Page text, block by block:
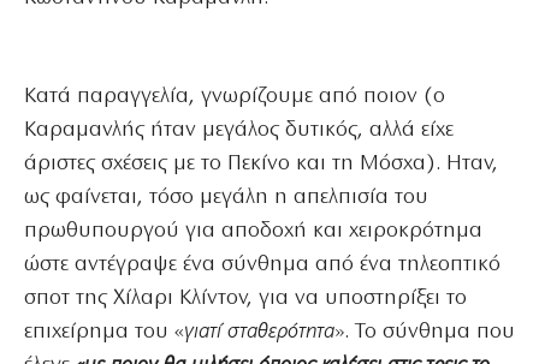
Κατά παραγγελία, γνωρίζουμε από ποιον (ο
Καραμανλής ήταν μεγάλος δυτικός, αλλά είχε
άριστες σχέσεις με το Πεκίνο και τη Μόσχα). Ηταν,
ως φαίνεται, τόσο μεγάλη η απελπισία του
πρωθυπουργού για αποδοχή και χειροκρότημα
ώστε αντέγραψε ένα σύνθημα από ένα τηλεοπτικό
σποτ της Χίλαρι Κλίντον, για να υποστηρίξει το
επιχείρημα του «γιατί σταθερότητα». Το σύνθημα που